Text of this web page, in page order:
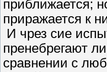
приближается;
приражается к
И чрез сие
пренебрегают
сравнении с